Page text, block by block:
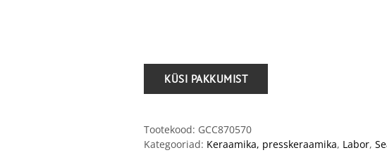
Tootekood: GCC870570
Kategooriad: Keraamika, presskeraamika, Labor,